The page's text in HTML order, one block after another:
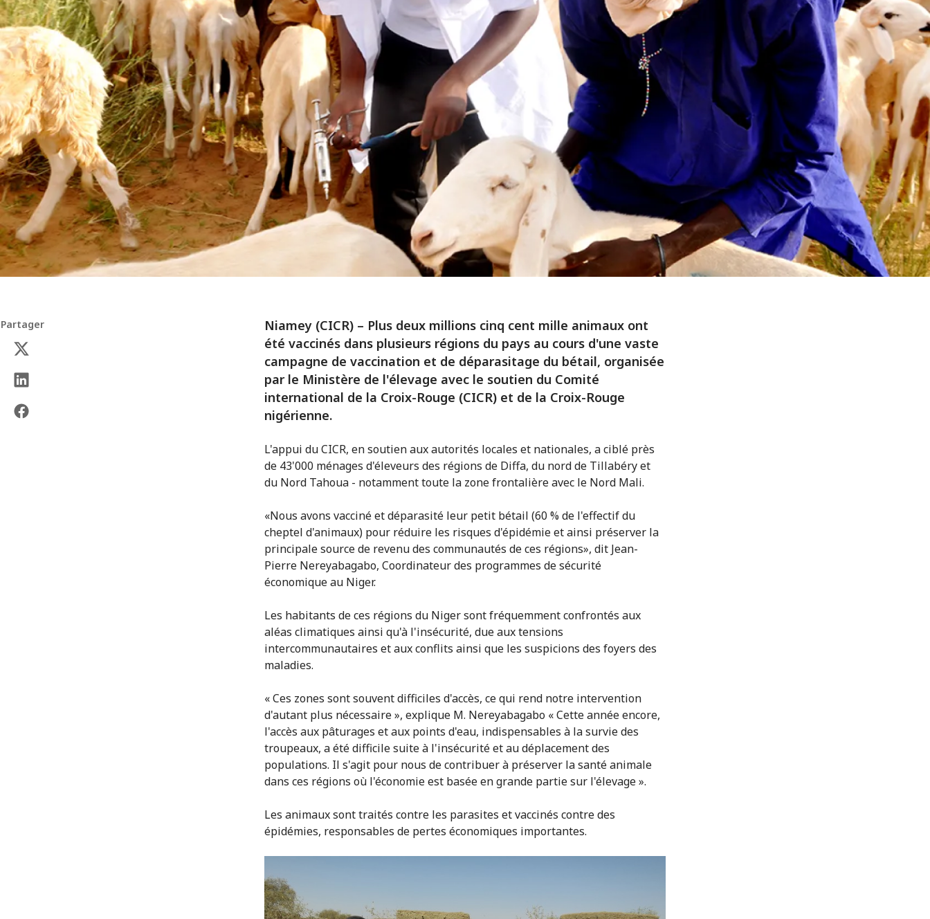
Partager
Niamey (CICR) – Plus deux millions cinq cent mille animaux ont
été vaccinés dans plusieurs régions du pays au cours d'une vaste
campagne de vaccination et de déparasitage du bétail, organisée
par le Ministère de l'élevage avec le soutien du Comité
international de la Croix-Rouge (CICR) et de la Croix-Rouge
nigérienne.
L'appui du CICR, en soutien aux autorités locales et nationales, a ciblé près
de 43'000 ménages d'éleveurs des régions de Diffa, du nord de Tillabéry et
du Nord Tahoua - notamment toute la zone frontalière avec le Nord Mali.
«Nous avons vacciné et déparasité leur petit bétail (60 % de l'effectif du
cheptel d'animaux) pour réduire les risques d'épidémie et ainsi préserver la
principale source de revenu des communautés de ces régions», dit Jean-
Pierre Nereyabagabo, Coordinateur des programmes de sécurité
économique au Niger.
Les habitants de ces régions du Niger sont fréquemment confrontés aux
aléas climatiques ainsi qu'à l'insécurité, due aux tensions
intercommunautaires et aux conflits ainsi que les suspicions des foyers des
maladies.
« Ces zones sont souvent difficiles d'accès, ce qui rend notre intervention
d'autant plus nécessaire », explique M. Nereyabagabo « Cette année encore,
l'accès aux pâturages et aux points d'eau, indispensables à la survie des
troupeaux, a été difficile suite à l'insécurité et au déplacement des
populations. Il s'agit pour nous de contribuer à préserver la santé animale
dans ces régions où l'économie est basée en grande partie sur l'élevage ».
Les animaux sont traités contre les parasites et vaccinés contre des
épidémies, responsables de pertes économiques importantes.